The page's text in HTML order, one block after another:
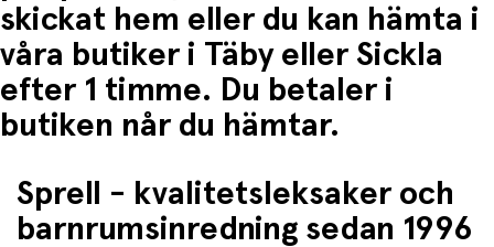
Användning och underhåll:
• Rama in för bästa hållbarhet och uttryck
• Undvik direkt solljus för att bevara färgerna
• Torka försiktigt av damm vid behov
• Hantera varsamt för att undvika veck
En perfekt kombination av nostalgi, lekfullhet och stil –
skickat hem eller du kan hämta i
våra butiker i Täby eller Sickla
efter 1 timme. Du betaler i
butiken når du hämtar.
Sprell - kvalitetsleksaker och
barnrumsinredning sedan 1996